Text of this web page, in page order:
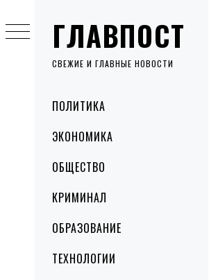
ГЛАВПОСТ
СВЕЖИЕ И ГЛАВНЫЕ НОВОСТИ
MenuПОЛИТИКА
ЭКОНОМИКА
ОБЩЕСТВО
КРИМИНАЛ
ОБРАЗОВАНИЕ
ТЕХНОЛОГИИ
to
content